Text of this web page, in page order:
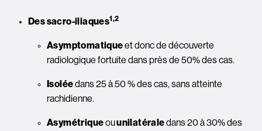
Des sacro-iliaques1,2
Asymptomatique et donc de découverte
radiologique fortuite dans près de 50% des cas.
Isolée dans 25 à 50 % des cas, sans atteinte
rachidienne.
Asymétrique ou unilatérale dans 20 à 30% des